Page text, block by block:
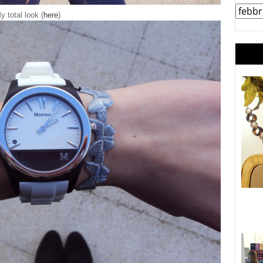
total look (here)